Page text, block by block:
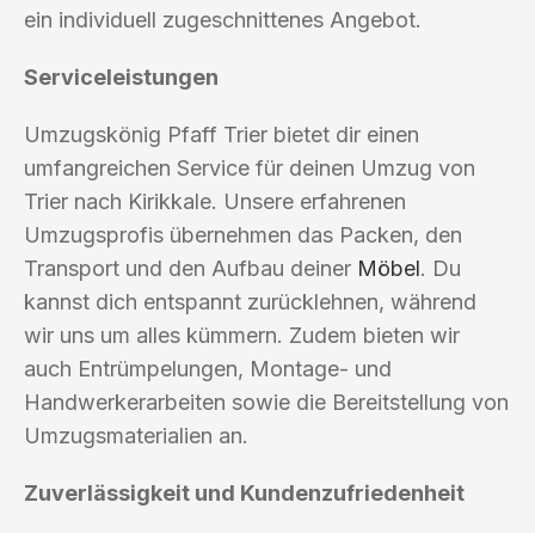
ein individuell zugeschnittenes Angebot.
Serviceleistungen
Umzugskönig Pfaff Trier bietet dir einen
umfangreichen Service für deinen Umzug von
Trier nach Kirikkale. Unsere erfahrenen
Umzugsprofis übernehmen das Packen, den
Transport und den Aufbau deiner Möbel. Du
kannst dich entspannt zurücklehnen, während
wir uns um alles kümmern. Zudem bieten wir
auch Entrümpelungen, Montage- und
Handwerkerarbeiten sowie die Bereitstellung von
Umzugsmaterialien an.
Zuverlässigkeit und Kundenzufriedenheit